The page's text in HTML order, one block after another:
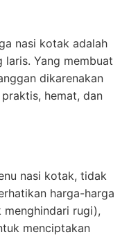
nasi kotak adalah
Yang membuat
dikarenakan
hemat, dan
nasi kotak, tidak
harga-harga
rugi),
menciptakan